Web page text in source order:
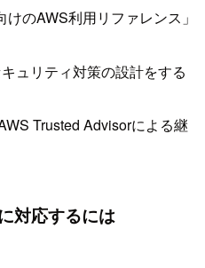
けのAWS利用リファレンス」
ュリティ対策の設計をする
Trusted Advisorによる継
対応するには